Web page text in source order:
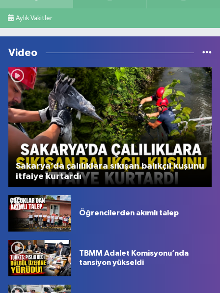
Aylık Vakitler
Video
Sakarya’da çalılıklara sıkışan balıkçıl kuşunu
itfaiye kurtardı
Öğrencilerden akımlı talep
TBMM Adalet Komisyonu’nda
tansiyon yükseldi